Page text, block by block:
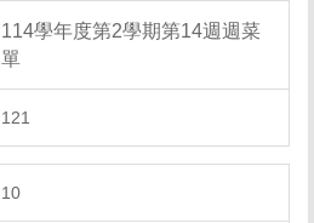
114學年度第2學期第14週週菜
單
121
10